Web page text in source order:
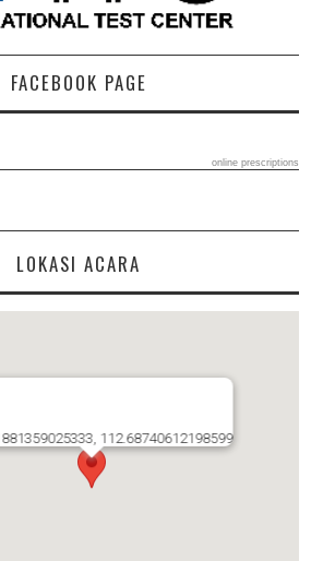
FACEBOOK PAGE
online prescriptions
LOKASI ACARA
112.68740612198599